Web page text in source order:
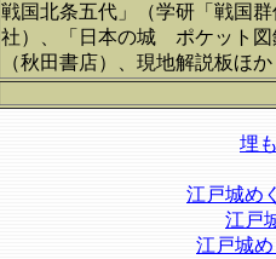
戦国北条五代」（学研「戦国
社）、「日本の城 ポケット図
（秋田書店）、現地解説板ほか
埋
江戸城め
江戸
江戸城